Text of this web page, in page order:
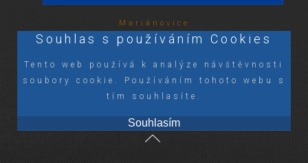
Mariánovice
Souhlas s používáním Cookies
Tento web používá k analýze návštěvnosti
soubory cookie. Používáním tohoto webu s
tím souhlasíte.
Souhlasím